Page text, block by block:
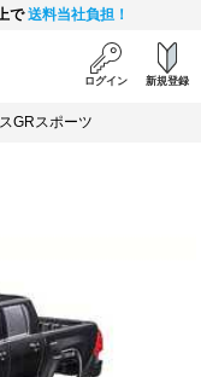
で送料当社負担！
ログイン 新規登録
GRスポーツ